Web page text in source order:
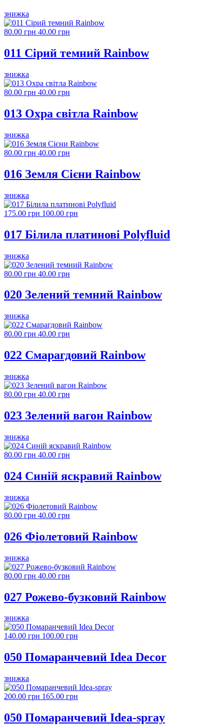
знижка
80.00 грн 40.00 грн
011 Сірий темний Rainbow
знижка
80.00 грн 40.00 грн
013 Охра світла Rainbow
знижка
80.00 грн 40.00 грн
016 Земля Сієни Rainbow
знижка
175.00 грн 100.00 грн
017 Білила платинові Polyfluid
знижка
80.00 грн 40.00 грн
020 Зелений темний Rainbow
знижка
80.00 грн 40.00 грн
022 Смарагдовий Rainbow
знижка
80.00 грн 40.00 грн
023 Зелений вагон Rainbow
знижка
80.00 грн 40.00 грн
024 Синій яскравий Rainbow
знижка
80.00 грн 40.00 грн
026 Фіолетовий Rainbow
знижка
80.00 грн 40.00 грн
027 Рожево-бузковий Rainbow
знижка
140.00 грн 100.00 грн
050 Помаранчевий Idea Decor
знижка
200.00 грн 165.00 грн
050 Помаранчевий Idea-spray